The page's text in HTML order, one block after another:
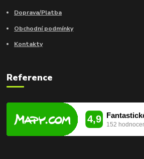
Doprava/Platba
Obchodní podmínky
Kontakty
Reference